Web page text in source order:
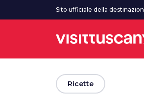
Vai al contenuto principale
Sito ufficiale della
arrow_backRicette